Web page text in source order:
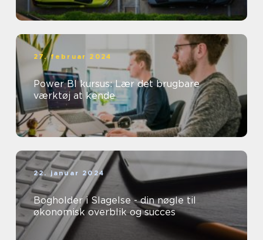
27. februar 2024
Power BI kursus: Lær det brugbare
værktøj at kende
22. januar 2024
Bogholder i Slagelse - din nøgle til
økonomisk overblik og succes